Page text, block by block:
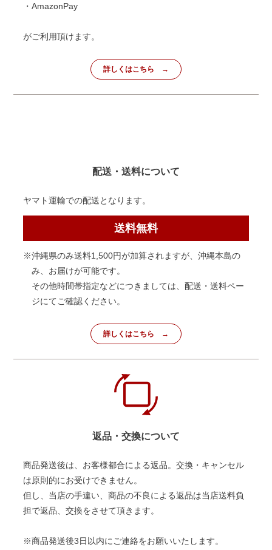
・AmazonPay
がご利用頂けます。
詳しくはこちら
配送・送料について
ヤマト運輸での配送となります。
送料無料
※沖縄県のみ送料1,500円が加算されますが、沖縄本島の
み、お届けが可能です。
その他時間帯指定などにつきましては、配送・送料ペー
ジにてご確認ください。
詳しくはこちら
返品・交換について
商品発送後は、お客様都合による返品。交換・キャンセル
は原則的にお受けできません。
但し、当店の手違い、商品の不良による返品は当店送料負
担で返品、交換をさせて頂きます。
※商品発送後3日以内にご連絡をお願いいたします。